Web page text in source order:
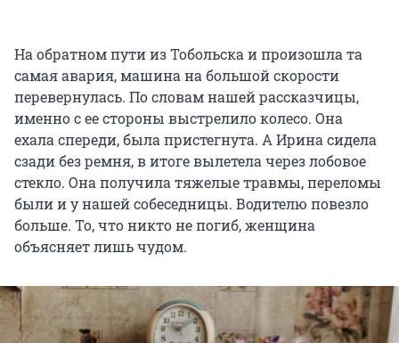
На обратном пути из Тобольска и произошла та
самая авария, машина на большой скорости
перевернулась. По словам нашей рассказчицы,
именно с ее стороны выстрелило колесо. Она
ехала спереди, была пристегнута. А Ирина сидела
сзади без ремня, в итоге вылетела через лобовое
стекло. Она получила тяжелые травмы, переломы
были и у нашей собеседницы. Водителю повезло
больше. То, что никто не погиб, женщина
объясняет лишь чудом.